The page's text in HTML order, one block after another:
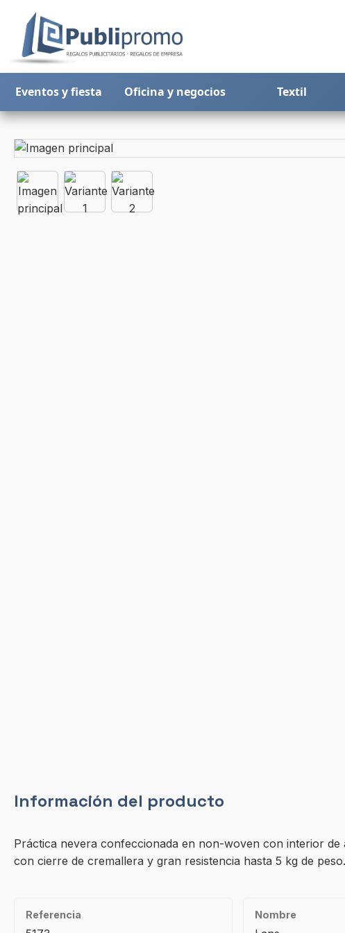
Eventos y fiesta Oficina y negocios Textil
Información del producto
Práctica nevera confeccionada en non-woven con interior
con cierre de cremallera y gran resistencia hasta 5 kg de
Referencia Nombre